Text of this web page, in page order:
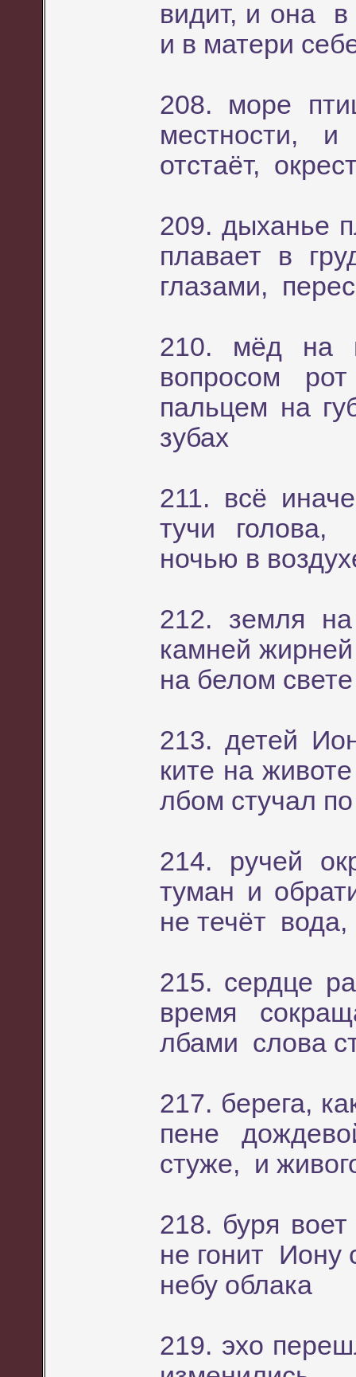
видит, и она в
и в матери
208. море
местности,
отстаёт,
209. дыханье
плавает в
глазами,
210. мёд на
вопросом
пальцем на
зубах
211. всё
тучи
ночью в
212. земля
камней
на белом
213. детей
ките на
лбом стучал по
214. ручей
туман и
не течёт вода,
215. сердце
время
лбами слова
217. берега,
пене
стуже, и
218. буря
не гонит Иону
небу облака
219. эхо